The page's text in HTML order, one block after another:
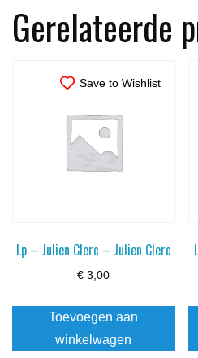
Gerelateerde
Save to Wishlist
Lp – Julien Clerc – Julien Clerc
€ 3,00
Toevoegen aan
winkelwagen